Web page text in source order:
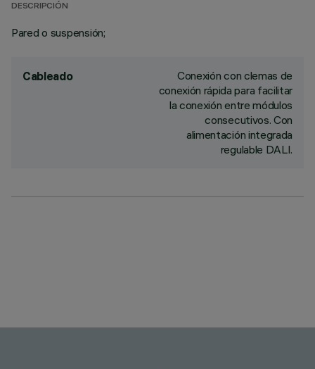
DESCRIPCIÓN
Pared o suspensión;
Cableado
Conexión con clemas de
conexión rápida para facilitar
la conexión entre módulos
consecutivos. Con
alimentación integrada
regulable DALI.